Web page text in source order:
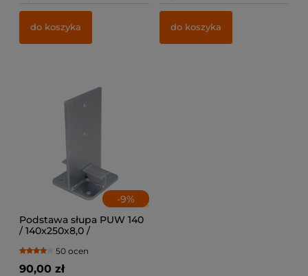
do koszyka do koszyka
-9%
Podstawa słupa PUW 140
/ 140x250x8,0 /
50 ocen
90,00 zł